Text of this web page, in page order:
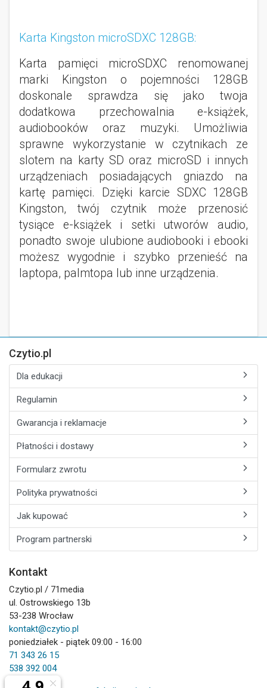
Karta Kingston microSDXC 128GB:
Karta pamięci microSDXC renomowanej
marki Kingston o pojemności 128GB
doskonale sprawdza się jako twoja
dodatkowa przechowalnia e-książek,
audiobooków oraz muzyki. Umożliwia
sprawne wykorzystanie w czytnikach ze
slotem na karty SD oraz microSD i innych
urządzeniach posiadających gniazdo na
kartę pamięci. Dzięki karcie SDXC 128GB
Kingston, twój czytnik może przenosić
tysiące e-książek i setki utworów audio,
ponadto swoje ulubione audiobooki i ebooki
możesz wygodnie i szybko przenieść na
laptopa, palmtopa lub inne urządzenia.
Czytio.pl
Dla edukacji
Regulamin
Gwarancja i reklamacje
Płatności i dostawy
Formularz zwrotu
Polityka prywatności
Jak kupować
Program partnerski
Kontakt
Czytio.pl / 71media
ul. Ostrowskiego 13b
53-238 Wrocław
kontakt@czytio.pl
poniedziałek - piątek 09:00 - 16:00
71 343 26 15
538 392 004